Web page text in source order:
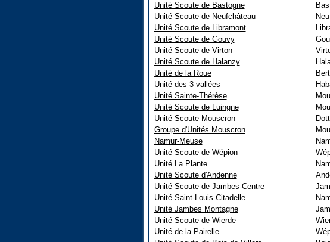
Unité Scoute de Bastogne
Unité Scoute de Neufchâteau
Unité Scoute de Libramont
Unité Scoute de Gouvy
Unité Scoute de Virton
Unité Scoute de Halanzy
Unité de la Roue
Unité des 3 vallées
Unité Sainte-Thérèse
Unité Scoute de Luingne
Unité Scoute Mouscron
Groupe d'Unités Mouscron
Namur-Meuse
Unité Scoute de Wépion
Unité La Plante
Unité Scoute d'Andenne
Unité Scoute de Jambes-Centre
Unité Saint-Louis Citadelle
Unité Jambes Montagne
Unité Scoute de Wierde
Unité de la Pairelle